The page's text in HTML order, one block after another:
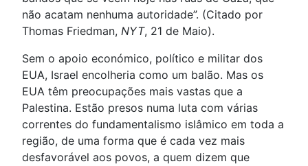
não acatam nenhuma autoridade”. (Citado por
Thomas Friedman, NYT, 21 de Maio).
Sem o apoio económico, político e militar dos
EUA, Israel encolheria como um balão. Mas os
EUA têm preocupações mais vastas que a
Palestina. Estão presos numa luta com várias
correntes do fundamentalismo islâmico em toda a
região, de uma forma que é cada vez mais
desfavorável aos povos, a quem dizem que